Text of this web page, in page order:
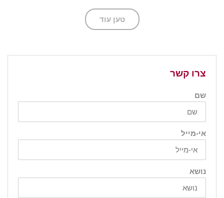
טען עוד
צרו קשר
שם
אי-מייל
נושא